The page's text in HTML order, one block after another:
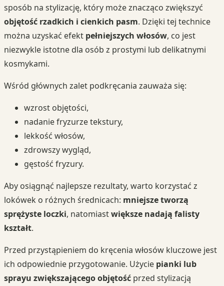
sposób na stylizację, który może znacząco zwiększyć
objętość rzadkich i cienkich pasm. Dzięki tej technice
można uzyskać efekt pełniejszych włosów, co jest
niezwykle istotne dla osób z prostymi lub delikatnymi
kosmykami.
Wśród głównych zalet podkręcania zauważa się:
wzrost objętości,
nadanie fryzurze tekstury,
lekkość włosów,
zdrowszy wygląd,
gęstość fryzury.
Aby osiągnąć najlepsze rezultaty, warto korzystać z
lokówek o różnych średnicach: mniejsze tworzą
sprężyste loczki, natomiastwiększe nadają falisty
kształt.
Przed przystąpieniem do kręcenia włosów kluczowe jest
ich odpowiednie przygotowanie. Użycie pianki lub
sprayu zwiększającego objętość przed stylizacją